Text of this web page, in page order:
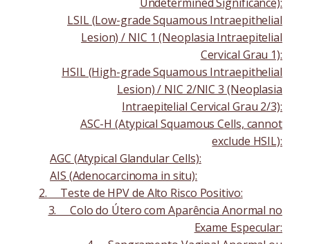
LSIL (Low-grade Squamous Intraepithelial
Lesion) / NIC 1 (Neoplasia Intraepitelial
Cervical Grau 1):
HSIL (High-grade Squamous Intraepithelial
Lesion) / NIC 2/NIC 3 (Neoplasia
Intraepitelial Cervical Grau 2/3):
ASC-H (Atypical Squamous Cells, cannot
exclude HSIL):
AGC (Atypical Glandular Cells):
AIS (Adenocarcinoma in situ):
2. Teste de HPV de Alto Risco Positivo:
3. Colo do Útero com Aparência Anormal no
Exame Especular: